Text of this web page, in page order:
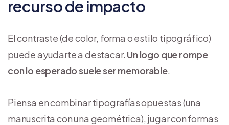
recurso de impacto
El contraste (de color, forma o estilo tipográfico)
puede ayudarte a destacar. Un logo que rompe
con lo esperado suele ser memorable.
Piensa en combinar tipografías opuestas (una
manuscrita con una geométrica), jugar con formas